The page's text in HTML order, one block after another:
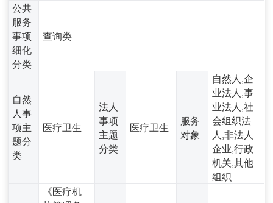
公共
服务
事项
细化
分类
查询类
自然
人事
项主
题分
类
医疗卫生
法人
事项
主题
分类
医疗卫生
服务
对象
自然人,企
业法人,事
业法人,社
会组织法
人,非法人
企业,行政
机关,其他
组织
《医疗机